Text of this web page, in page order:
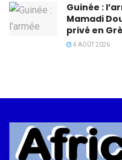
Guinée :
Mamadi
privé en
4 AOÛT 2026